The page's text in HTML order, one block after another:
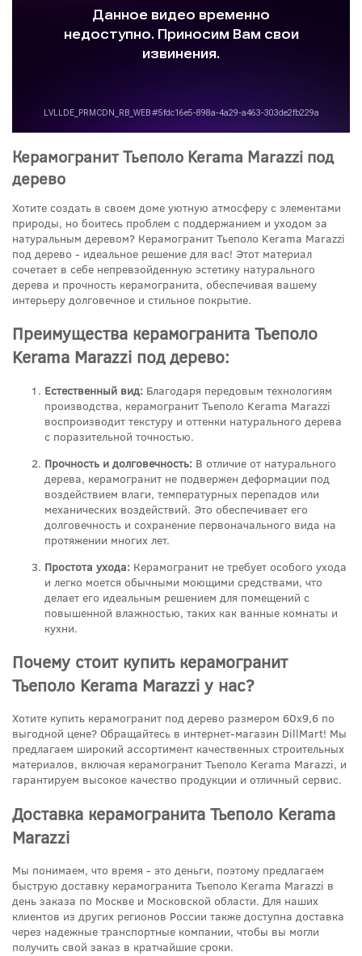
Керамогранит Тьеполо Kerama Marazzi под
дерево
Хотите создать в своем доме уютную атмосферу с элементами
природы, но боитесь проблем с поддержанием и уходом за
натуральным деревом? Керамогранит Тьеполо Kerama Marazzi
под дерево - идеальное решение для вас! Этот материал
сочетает в себе непревзойденную эстетику натурального
дерева и прочность керамогранита, обеспечивая вашему
интерьеру долговечное и стильное покрытие.
Преимущества керамогранита Тьеполо
Kerama Marazzi под дерево:
Естественный вид: Благодаря передовым технологиям
производства, керамогранит Тьеполо Kerama Marazzi
воспроизводит текстуру и оттенки натурального дерева
с поразительной точностью.
Прочность и долговечность: В отличие от натурального
дерева, керамогранит не подвержен деформации под
воздействием влаги, температурных перепадов или
механических воздействий. Это обеспечивает его
долговечность и сохранение первоначального вида на
протяжении многих лет.
Простота ухода: Керамогранит не требует особого ухода
и легко моется обычными моющими средствами, что
делает его идеальным решением для помещений с
повышенной влажностью, таких как ванные комнаты и
кухни.
Почему стоит купить керамогранит
Тьеполо Kerama Marazzi у нас?
Хотите купить керамогранит под дерево размером 60x9,6 по
выгодной цене? Обращайтесь в интернет-магазин DillMart! Мы
предлагаем широкий ассортимент качественных строительных
материалов, включая керамогранит Тьеполо Kerama Marazzi, и
гарантируем высокое качество продукции и отличный сервис.
Доставка керамогранита Тьеполо Kerama
Marazzi
Мы понимаем, что время - это деньги, поэтому предлагаем
быструю доставку керамогранита Тьеполо Kerama Marazzi в
день заказа по Москве и Московской области. Для наших
клиентов из других регионов России также доступна доставка
через надежные транспортные компании, чтобы вы могли
получить свой заказ в кратчайшие сроки.